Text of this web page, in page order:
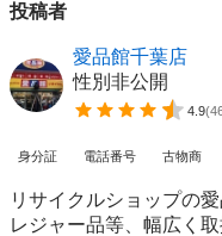
投稿者
愛品館千葉店
性別非公開
4.9(
身分証 電話番号 古物商
リサイクルショップの
レジャー品等、幅広く